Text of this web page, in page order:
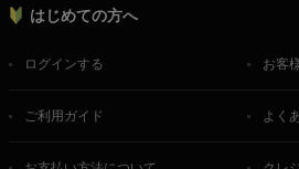
はじめての方へ
ログインする お客
ご利用ガイド よく